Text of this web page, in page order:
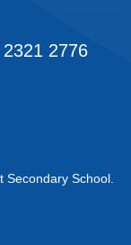
2776
Secondary School.